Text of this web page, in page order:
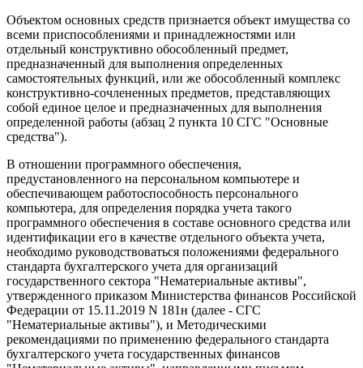
Объектом основных средств признается объект имущества со
всеми приспособлениями и принадлежностями или
отдельный конструктивно обособленный предмет,
предназначенный для выполнения определенных
самостоятельных функций, или же обособленный комплекс
конструктивно-сочлененных предметов, представляющих
собой единое целое и предназначенных для выполнения
определенной работы (абзац 2 пункта 10 СГС "Основные
средства").
В отношении программного обеспечения,
предустановленного на персональном компьютере и
обеспечивающем работоспособность персонального
компьютера, для определения порядка учета такого
программного обеспечения в составе основного средства или
идентификации его в качестве отдельного объекта учета,
необходимо руководствоваться положениями федерального
стандарта бухгалтерского учета для организаций
государственного сектора "Нематериальные активы",
утвержденного приказом Министерства финансов Российской
Федерации от 15.11.2019 N 181н (далее - СГС
"Нематериальные активы"), и Методическими
рекомендациями по применению федерального стандарта
бухгалтерского учета государственных финансов